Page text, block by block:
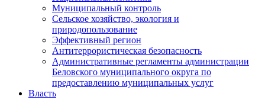
Муниципальный контроль
Сельское хозяйство, экология и
природопользование
Эффективный регион
Антитеррористическая безопасность
Административные регламенты администрации
Беловского муниципального округа по
предоставлению муниципальных услуг
Власть